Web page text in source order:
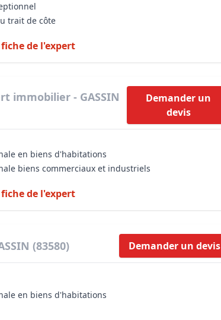
trait de côte
de l'expert
immobilier - GASSIN
Demander un
devis
en biens d'habitations
biens commerciaux et industriels
de l'expert
(83580) Demander un devis
en biens d'habitations